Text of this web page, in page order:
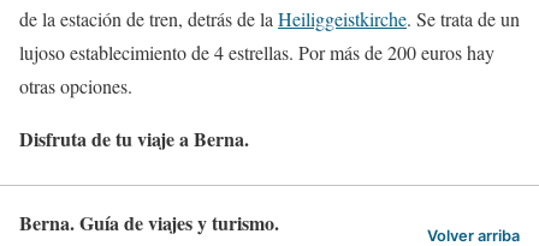
de la estación de tren, detrás de la Heiliggeistkirche. Se trata de un
lujoso establecimiento de 4 estrellas. Por más de 200 euros hay
otras opciones.
Disfruta de tu viaje a Berna.
Berna. Guía de viajes y turismo. Volver arriba